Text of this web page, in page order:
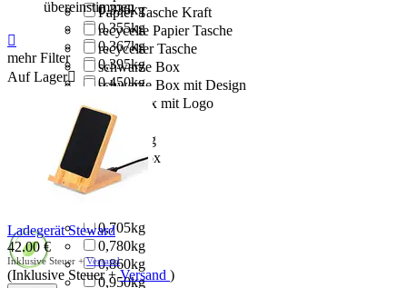
0,336kg
0,355kg
0,367kg
0,395kg
0,450kg
0,475kg
0,485kg
0,504kg
0,530kg
0,550kg
0,705kg
0,780kg
0,860kg
0,950kg
Papier Tasche Kraft
recycelte Papier Tasche
recycelter Tasche
schwarze Box
schwarze Box mit Design
silber Box mit Logo
Tasche
Umschlag
weiße Box
übereinstimmen

mehr Filter
Auf Lager
Ladegerät Steward
42.00 €
Inklusive Steuer +Versand
(Inklusive Steuer +Versand )